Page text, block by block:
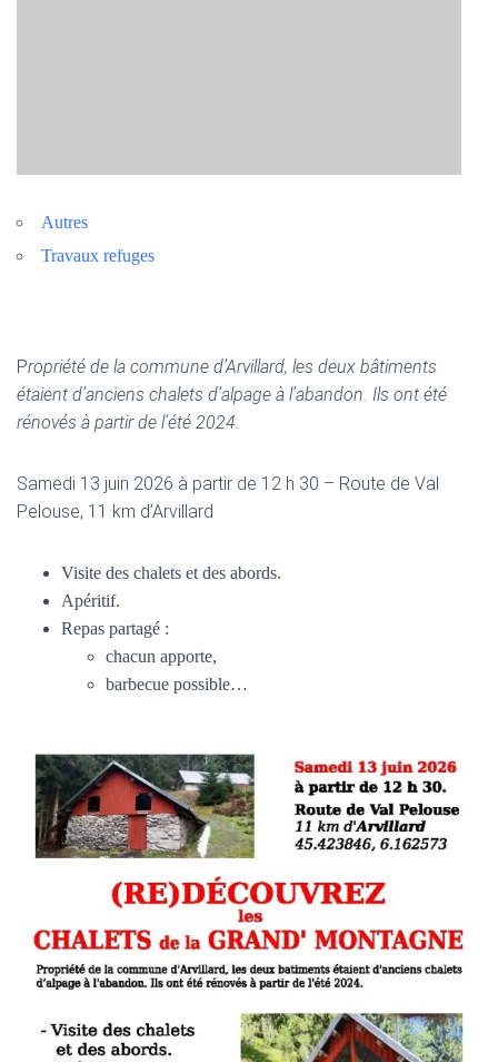
Autres
Travaux refuges
Propriété de la commune d’Arvillard, les deux bâtiments
étaient d’anciens chalets d’alpage à l’abandon. Ils ont été
rénovés à partir de l’été 2024.
Samedi 13 juin 2026 à partir de 12 h 30 – Route de Val
Pelouse, 11 km d’Arvillard
Visite des chalets et des abords.
Apéritif.
Repas partagé :
chacun apporte,
barbecue possible…